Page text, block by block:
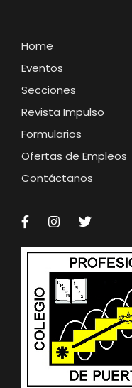
Home
Eventos
Secciones
Revista Impulso
Formularios
Ofertas de Empleos
Contáctanos